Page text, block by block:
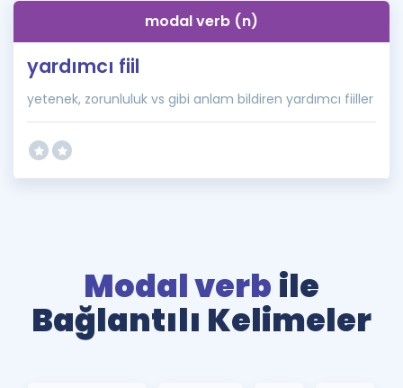
İngilizce Gramermodal verb (n)
yardımcı fiil
yetenek, zorunluluk vs gibi anlam bildiren yardımcı fiiller
Modal verb ile
Bağlantılı Kelimeler